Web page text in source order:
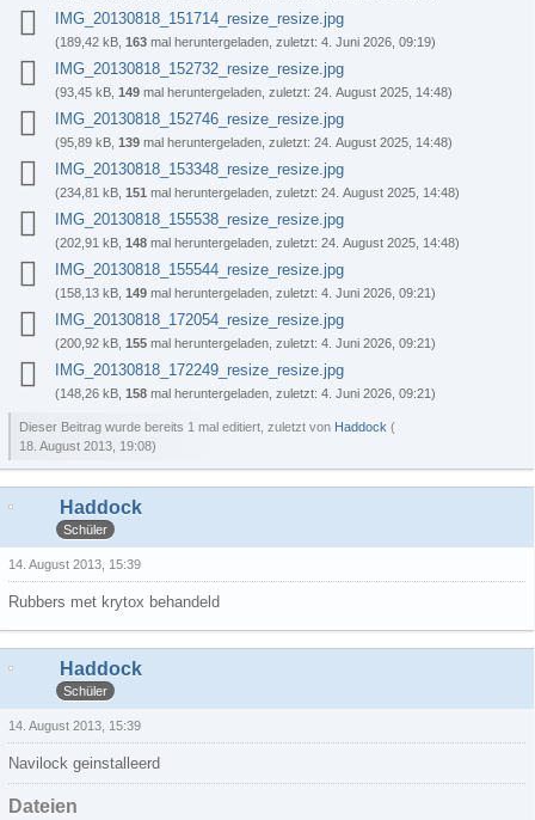
IMG_20130818_151714_resize_resize.jpg
(189,42 kB, 163 mal heruntergeladen, zuletzt: 4. Juni 2026, 09:19)
IMG_20130818_152732_resize_resize.jpg
(93,45 kB, 149 mal heruntergeladen, zuletzt: 24. August 2025, 14:48)
IMG_20130818_152746_resize_resize.jpg
(95,89 kB, 139 mal heruntergeladen, zuletzt: 24. August 2025, 14:48)
IMG_20130818_153348_resize_resize.jpg
(234,81 kB, 151 mal heruntergeladen, zuletzt: 24. August 2025, 14:48)
IMG_20130818_155538_resize_resize.jpg
(202,91 kB, 148 mal heruntergeladen, zuletzt: 24. August 2025, 14:48)
IMG_20130818_155544_resize_resize.jpg
(158,13 kB, 149 mal heruntergeladen, zuletzt: 4. Juni 2026, 09:21)
IMG_20130818_172054_resize_resize.jpg
(200,92 kB, 155 mal heruntergeladen, zuletzt: 4. Juni 2026, 09:21)
IMG_20130818_172249_resize_resize.jpg
(148,26 kB, 158 mal heruntergeladen, zuletzt: 4. Juni 2026, 09:21)
Dieser Beitrag wurde bereits 1 mal editiert, zuletzt von Haddock (
18. August 2013, 19:08)
Haddock
Schüler
14. August 2013, 15:39
Rubbers met krytox behandeld
Haddock
Schüler
14. August 2013, 15:39
Navilock geinstalleerd
Dateien